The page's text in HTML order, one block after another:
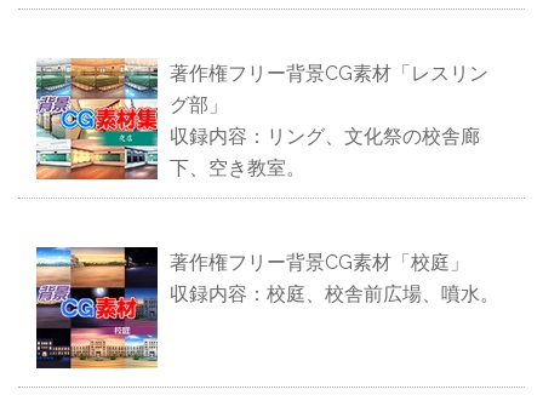
著作権フリー背景CG素材「レスリン
グ部」
収録内容：リング、文化祭の校舎廊
下、空き教室。
著作権フリー背景CG素材「校庭」
収録内容：校庭、校舎前広場、噴水。